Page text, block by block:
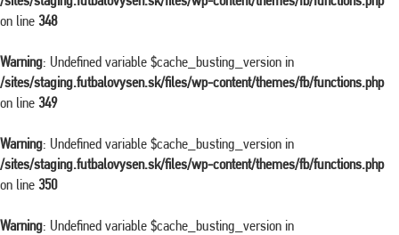
on line 348
Warning: Undefined variable $cache_busting_version in
/sites/staging.futbalovysen.sk/files/wp-content/themes/fb/functions.php
on line 349
Warning: Undefined variable $cache_busting_version in
/sites/staging.futbalovysen.sk/files/wp-content/themes/fb/functions.php
on line 350
Warning: Undefined variable $cache_busting_version in